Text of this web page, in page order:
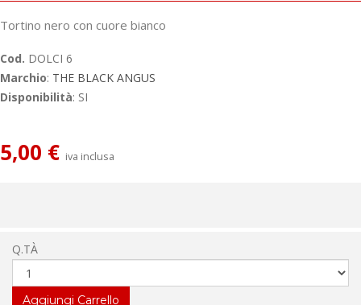
Tortino nero con cuore bianco
Cod. DOLCI 6
Marchio: THE BLACK ANGUS
Disponibilità: SI
5,00 € iva inclusa
Q.TÀ